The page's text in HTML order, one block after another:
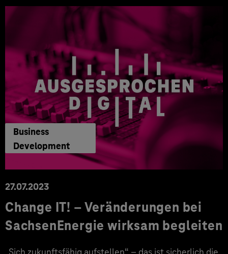
Business
Development
27.07.2023
Change IT! – Veränderungen bei
SachsenEnergie wirksam begleiten